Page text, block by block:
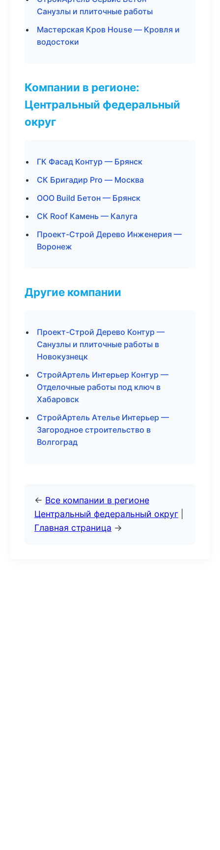
Санузлы и плиточные работы
Мастерская Кров House — Кровля и
водостоки
Компании в регионе:
Центральный федеральный
округ
ГК Фасад Контур — Брянск
СК Бригадир Pro — Москва
ООО Build Бетон — Брянск
СК Roof Камень — Калуга
Проект-Строй Дерево Инженерия —
Воронеж
Другие компании
Проект-Строй Дерево Контур —
Санузлы и плиточные работы в
Новокузнецк
СтройАртель Интерьер Контур —
Отделочные работы под ключ в
Хабаровск
СтройАртель Ателье Интерьер —
Загородное строительство в
Волгоград
← Все компании в регионе
Центральный федеральный округ
Главная страница →